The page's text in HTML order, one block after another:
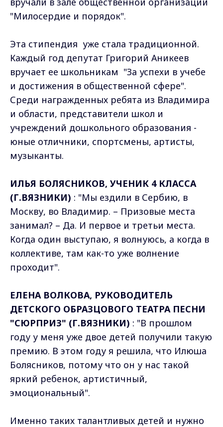
"Милосердие и порядок".
Эта стипендия уже стала традиционной.
Каждый год депутат Григорий Аникеев
вручает ее школьникам "За успехи в учебе
и достижения в общественной сфере".
Среди награжденных ребята из Владимира
и области, представители школ и
учреждений дошкольного образования -
юные отличники, спортсмены, артисты,
музыканты.
ИЛЬЯ БОЛЯСНИКОВ, УЧЕНИК 4 КЛАССА
(Г.ВЯЗНИКИ) : "Мы ездили в Сербию, в
Москву, во Владимир. – Призовые места
занимал? – Да. И первое и третьи места.
Когда один выступаю, я волнуюсь, а когда в
коллективе, там как-то уже волнение
проходит".
ЕЛЕНА ВОЛКОВА, РУКОВОДИТЕЛЬ
ДЕТСКОГО ОБРАЗЦОВОГО ТЕАТРА ПЕСНИ
"СЮРПРИЗ" (Г.ВЯЗНИКИ) : "В прошлом
году у меня уже двое детей получили такую
премию. В этом году я решила, что Илюша
Болясников, потому что он у нас такой
яркий ребенок, артистичный,
эмоциональный".
Именно таких талантливых детей и нужно